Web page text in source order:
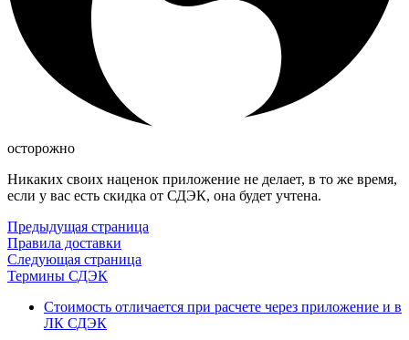
осторожно
Никаких своих наценок приложение не делает, в то же время,
если у вас есть скидка от СДЭК, она будет учтена.
Предыдущая страница
Правила доставки
Следующая страница
Термины СДЭК
Стоимость отличается при расчете через приложение и в
ЛК СДЭК